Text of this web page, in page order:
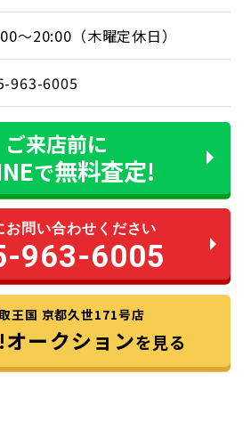
～20:00（木曜定休日）
963-6005
ご来店前に
で無料査定!
お問い合わせください
963-6005
王国 京都久世171号店
ークションを見る